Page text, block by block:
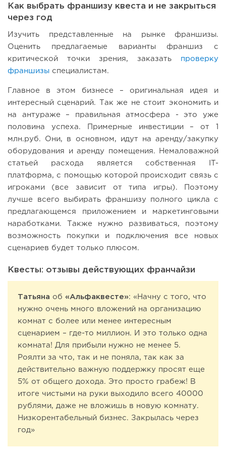
Как выбрать франшизу квеста и не закрыться
через год
Изучить представленные на рынке франшизы.
Оценить предлагаемые варианты франшиз с
критической точки зрения, заказать проверку
франшизы специалистам.
Главное в этом бизнесе – оригинальная идея и
интересный сценарий. Так же не стоит экономить и
на антураже – правильная атмосфера - это уже
половина успеха. Примерные инвестиции – от 1
млн.руб. Они, в основном, идут на аренду/закупку
оборудования и аренду помещения. Немаловажной
статьей расхода является собственная IT-
платформа, с помощью которой происходит связь с
игроками (все зависит от типа игры). Поэтому
лучше всего выбирать франшизу полного цикла с
предлагающемся приложением и маркетинговыми
наработками. Также нужно развиваться, поэтому
возможность покупки и подключения все новых
сценариев будет только плюсом.
Квесты: отзывы действующих франчайзи
Татьяна об «Альфаквесте»: «Начну с того, что
нужно очень много вложений на организацию
комнат с более или менее интересным
сценарием – где-то миллион. И это только одна
комната! Для прибыли нужно не менее 5.
Роялти за что, так и не поняла, так как за
действительно важную поддержку просят еще
5% от общего дохода. Это просто грабеж! В
итоге чистыми на руки выходило всего 40000
рублями, даже не вложишь в новую комнату.
Низкорентабельный бизнес. Закрылась через
год»